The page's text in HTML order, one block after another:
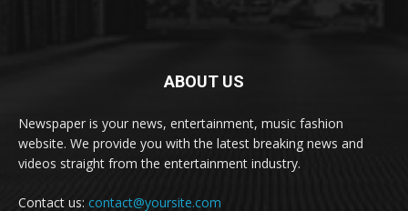
ABOUT US
Newspaper is your news, entertainment, music fashion
website. We provide you with the latest breaking news and
videos straight from the entertainment industry.
Contact us: contact@yoursite.com